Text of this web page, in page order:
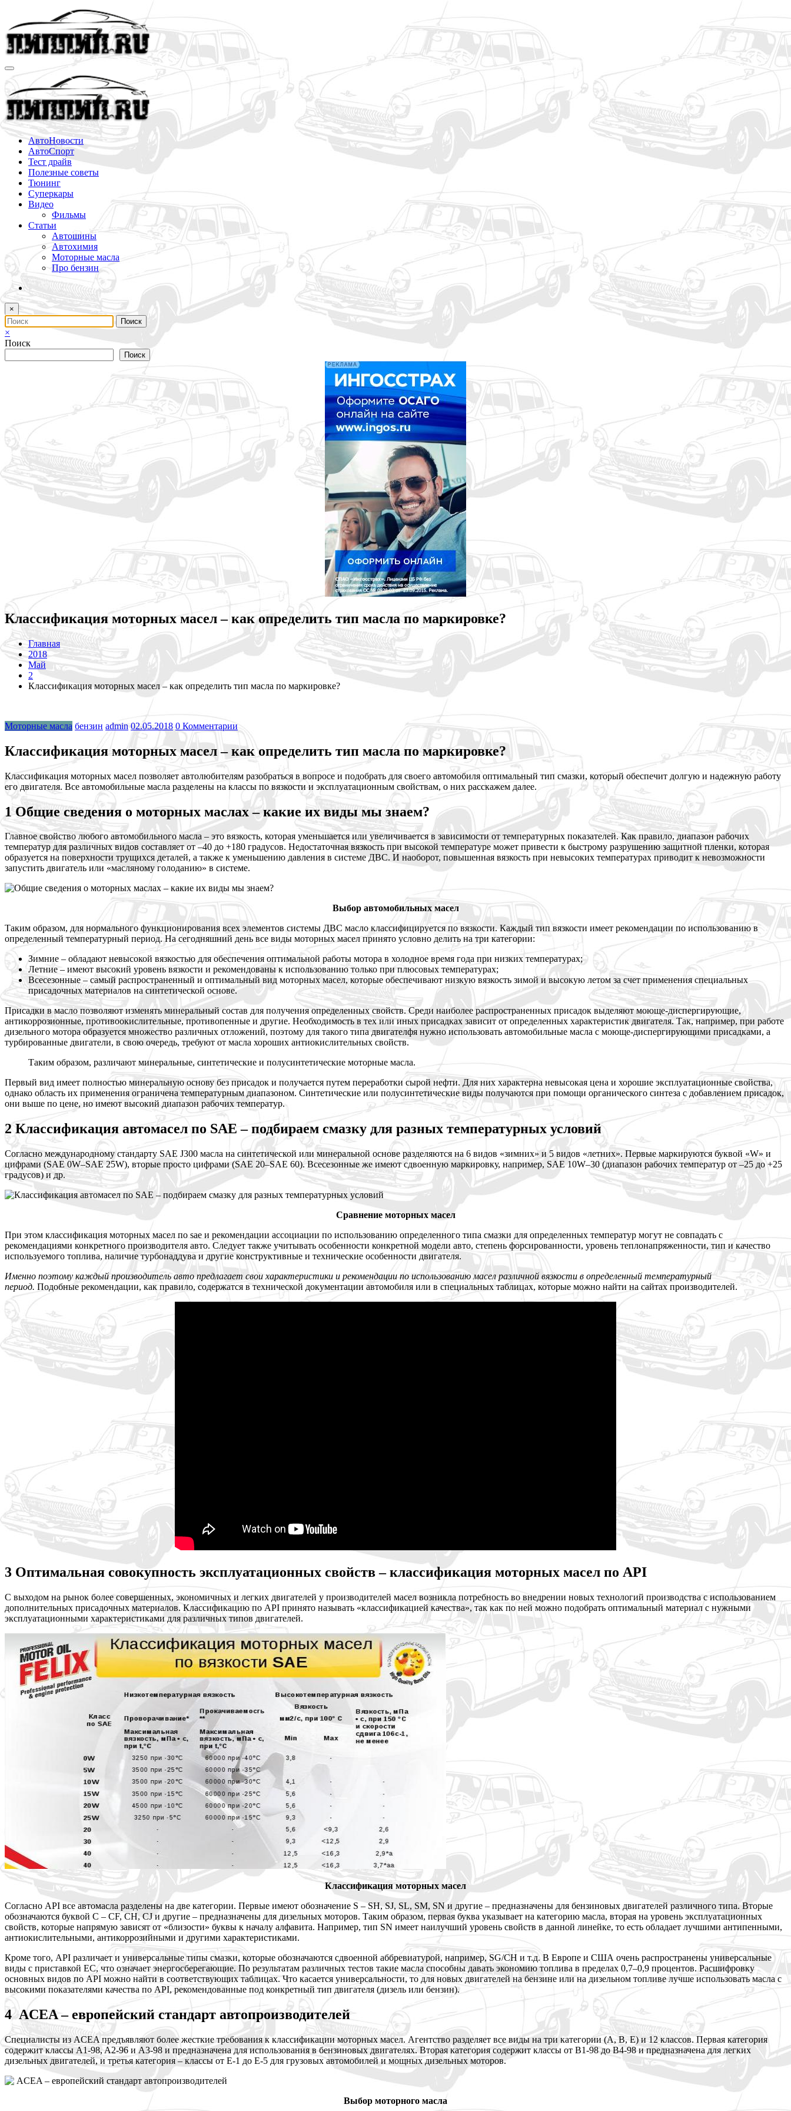
содержимому
АвтоНовости
АвтоСпорт
Тест драйв
Полезные советы
Тюнинг
Суперкары
Видео
Фильмы
Статьи
Автошины
Автохимия
Моторные масла
Про бензин
×
×
Поиск
Поиск
Классификация моторных масел – как определить тип масла по маркировке?
Главная
2018
Май
2
Классификация моторных масел – как определить тип масла по маркировке?
Моторные масла бензин admin 02.05.2018 0 Комментарии
Классификация моторных масел – как определить тип масла по маркировке?
Классификация моторных масел позволяет автолюбителям разобраться в вопросе и подобрать для своего автомобиля оптимальный тип смазки, который обеспечит долгую и надежную работу
его двигателя. Все автомобильные масла разделены на классы по вязкости и эксплуатационным свойствам, о них расскажем далее.
1 Общие сведения о моторных маслах – какие их виды мы знаем?
Главное свойство любого автомобильного масла – это вязкость, которая уменьшается или увеличивается в зависимости от температурных показателей. Как правило, диапазон рабочих
температур для различных видов составляет от –40 до +180 градусов. Недостаточная вязкость при высокой температуре может привести к быстрому разрушению защитной пленки, которая
образуется на поверхности трущихся деталей, а также к уменьшению давления в системе ДВС. И наоборот, повышенная вязкость при невысоких температурах приводит к невозможности
запустить двигатель или «масляному голоданию» в системе.
Выбор автомобильных масел
Таким образом, для нормального функционирования всех элементов системы ДВС масло классифицируется по вязкости. Каждый тип вязкости имеет рекомендации по использованию в
определенный температурный период. На сегодняшний день все виды моторных масел принято условно делить на три категории:
Зимние – обладают невысокой вязкостью для обеспечения оптимальной работы мотора в холодное время года при низких температурах;
Летние – имеют высокий уровень вязкости и рекомендованы к использованию только при плюсовых температурах;
Всесезонные – самый распространенный и оптимальный вид моторных масел, которые обеспечивают низкую вязкость зимой и высокую летом за счет применения специальных
присадочных материалов на синтетической основе.
Присадки в масло позволяют изменять минеральный состав для получения определенных свойств. Среди наиболее распространенных присадок выделяют моюще-диспергирующие,
антикоррозионные, противоокислительные, противопенные и другие. Необходимость в тех или иных присадках зависит от определенных характеристик двигателя. Так, например, при работе
дизельного мотора образуется множество различных отложений, поэтому для такого типа двигателфя нужно использовать автомобильные масла с моюще-диспергирующими присадками, а
турбированные двигатели, в свою очередь, требуют от масла хороших антиокислительных свойств.
Таким образом, различают минеральные, синтетические и полусинтетические моторные масла.
Первый вид имеет полностью минеральную основу без присадок и получается путем переработки сырой нефти. Для них характерна невысокая цена и хорошие эксплуатационные свойства,
однако область их применения ограничена температурным диапазоном. Синтетические или полусинтетические виды получаются при помощи органического синтеза с добавлением присадок,
они выше по цене, но имеют высокий диапазон рабочих температур.
2 Классификация автомасел по SAE – подбираем смазку для разных температурных условий
Согласно международному стандарту SAE J300 масла на синтетической или минеральной основе разделяются на 6 видов «зимних» и 5 видов «летних». Первые маркируются буквой «W» и
цифрами (SAE 0W–SAE 25W), вторые просто цифрами (SAE 20–SAE 60). Всесезонные же имеют сдвоенную маркировку, например, SAE 10W–30 (диапазон рабочих температур от –25 до +25
градусов) и др.
Сравнение моторных масел
При этом классификация моторных масел по sae и рекомендации ассоциации по использованию определенного типа смазки для определенных температур могут не совпадать с
рекомендациями конкретного производителя авто. Следует также учитывать особенности конкретной модели авто, степень форсированности, уровень теплонапряженности, тип и качество
используемого топлива, наличие турбонаддува и другие конструктивные и технические особенности двигателя.
Именно поэтому каждый производитель авто предлагает свои характеристики и рекомендации по использованию масел различной вязкости в определенный температурный
период. Подобные рекомендации, как правило, содержатся в технической документации автомобиля или в специальных таблицах, которые можно найти на сайтах производителей.
3 Оптимальная совокупность эксплуатационных свойств – классификация моторных масел по API
С выходом на рынок более совершенных, экономичных и легких двигателей у производителей масел возникла потребность во внедрении новых технологий производства с использованием
дополнительных присадочных материалов. Классификацию по API принято называть «классификацией качества», так как по ней можно подобрать оптимальный материал с нужными
эксплуатационными характеристиками для различных типов двигателей.
Классификация моторных масел
Согласно API все автомасла разделены на две категории. Первые имеют обозначение S – SH, SJ, SL, SM, SN и другие – предназначены для бензиновых двигателей различного типа. Вторые
обозначаются буквой C – CF, CH, CJ и другие – предназначены для дизельных моторов. Таким образом, первая буква указывает на категорию масла, вторая на уровень эксплуатационных
свойств, которые напрямую зависят от «близости» буквы к началу алфавита. Например, тип SN имеет наилучший уровень свойств в данной линейке, то есть обладает лучшими антипенными,
антиокислительными, антикоррозийными и другими характеристиками.
Кроме того, API различает и универсальные типы смазки, которые обозначаются сдвоенной аббревиатурой, например, SG/CH и т.д. В Европе и США очень распространены универсальные
виды с приставкой EC, что означает энергосберегающие. По результатам различных тестов такие масла способны давать экономию топлива в пределах 0,7–0,9 процентов. Расшифровку
основных видов по API можно найти в соответствующих таблицах. Что касается универсальности, то для новых двигателей на бензине или на дизельном топливе лучше использовать масла с
высокими показателями качества по API, рекомендованные под конкретный тип двигателя (дизель или бензин).
4 ACEA – европейский стандарт автопроизводителей
Специалисты из ACEA предъявляют более жесткие требования к классификации моторных масел. Агентство разделяет все виды на три категории (A, B, E) и 12 классов. Первая категория
содержит классы A1-98, A2-96 и A3-98 и предназначена для использования в бензиновых двигателях. Вторая категория содержит классы от В1-98 до B4-98 и предназначена для легких
дизельных двигателей, и третья категория – классы от E-1 до E-5 для грузовых автомобилей и мощных дизельных моторов.
Выбор моторного масла